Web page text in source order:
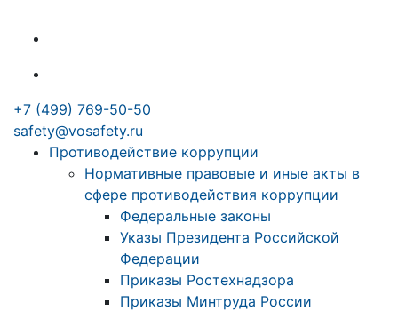
+7 (499) 769-50-50
safety@vosafety.ru
Противодействие коррупции
Нормативные правовые и иные акты в
сфере противодействия коррупции
Федеральные законы
Указы Президента Российской
Федерации
Приказы Ростехнадзора
Приказы Минтруда России